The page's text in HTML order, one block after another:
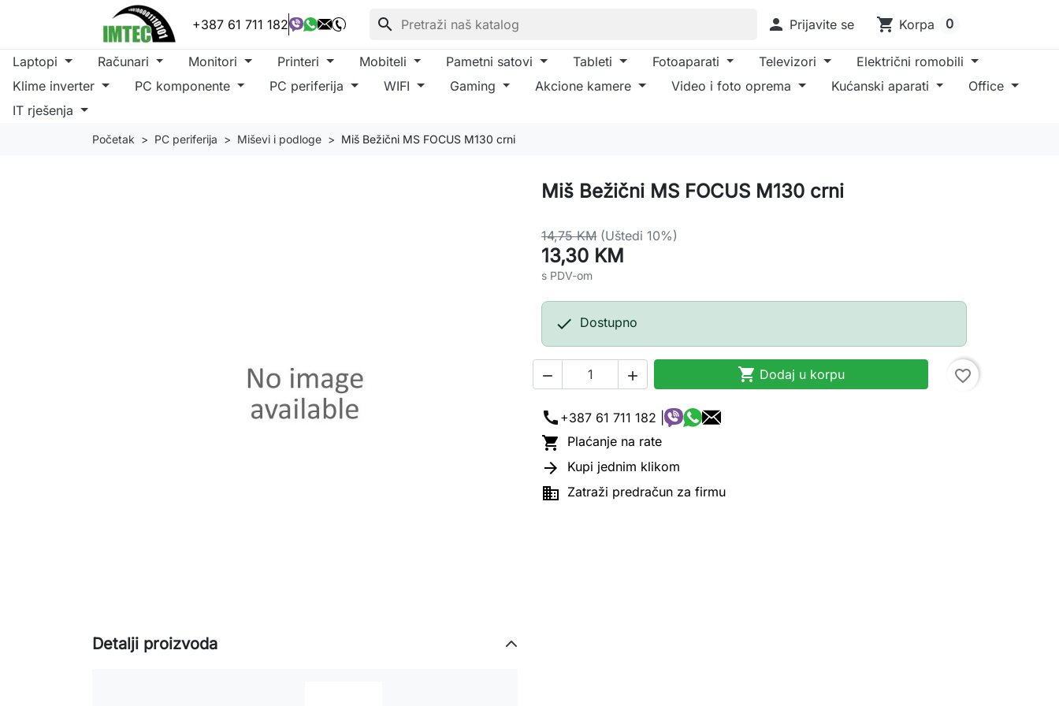
+387 61 711 182 search  Prijavite se shopping_cart Korpa 0
Laptopi Računari Monitori Printeri Mobiteli Pametni satovi Tableti Fotoaparati Televizori
Električni romobili
Klime inverter
PC komponente PC periferija WIFI Gaming Akcione kamere Video i foto oprema Kućanski aparati
Office
IT rješenja
Početak PC periferija Miševi i podloge Miš Bežični MS FOCUS M130 crni
Miš Bežični MS FOCUS M130 crni
14,75 KM (Uštedi 10%)
13,30 KM
s PDV-om
 Dostupno
   Dodaj u korpu favorite_border
call +387 61 711 182 |
 Plaćanje na rate
 Kupi jednim klikom
 Zatraži predračun za firmu
Detalji proizvoda